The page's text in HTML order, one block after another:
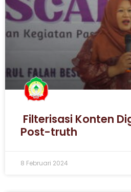
Filterisasi Konten
Post-truth
8 Februari 2024